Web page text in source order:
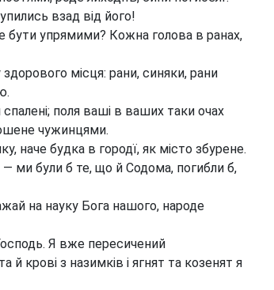
взад від його!
бути упрямими? Кожна голова в ранах,
місця: рани, синяки, рани
поля ваші в ваших таки очах
чужинцями.
наче будка в городї, як місто збурене.
— ми були б те, що й Содома, погибли б,
на науку Бога нашого, народе
Я вже пересичений
крові з назимків і ягнят та козенят я